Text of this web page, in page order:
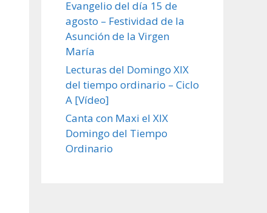
Evangelio del día 15 de
agosto – Festividad de la
Asunción de la Virgen
María
Lecturas del Domingo XIX
del tiempo ordinario – Ciclo
A [Vídeo]
Canta con Maxi el XIX
Domingo del Tiempo
Ordinario